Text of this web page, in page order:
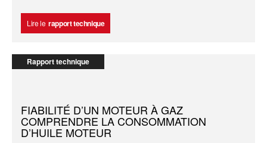
Lire le rapport technique
Rapport technique
FIABILITÉ D’UN MOTEUR À GAZ
COMPRENDRE LA CONSOMMATION
D’HUILE MOTEUR